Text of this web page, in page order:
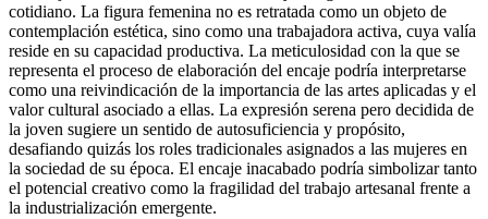
cotidiano. La figura femenina no es retratada como un objeto de
contemplación estética, sino como una trabajadora activa, cuya valía
reside en su capacidad productiva. La meticulosidad con la que se
representa el proceso de elaboración del encaje podría interpretarse
como una reivindicación de la importancia de las artes aplicadas y el
valor cultural asociado a ellas. La expresión serena pero decidida de
la joven sugiere un sentido de autosuficiencia y propósito,
desafiando quizás los roles tradicionales asignados a las mujeres en
la sociedad de su época. El encaje inacabado podría simbolizar tanto
el potencial creativo como la fragilidad del trabajo artesanal frente a
la industrialización emergente.